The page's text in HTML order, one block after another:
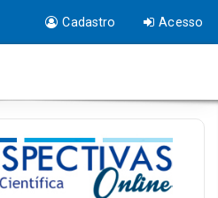
Cadastro Acesso